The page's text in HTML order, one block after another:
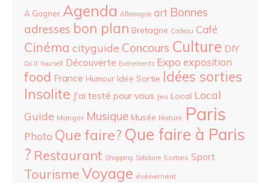
A Gagner Agenda Allemagne art Bonnes
adresses bon plan Bretagne Cadeau Café
Cinéma cityguide Concours Culture DIY
Do It Yourself Découverte Evénements Expo exposition
food France Humour Idée Sortie Idées sorties
Insolite J'ai testé pour vous Jeu Local Local
Guide Manger Musique Musée Nature Paris
Photo Que faire? Que faire à Paris
? Restaurant Shopping Solidaire Sorties Sport
TourismeVoyage évènement